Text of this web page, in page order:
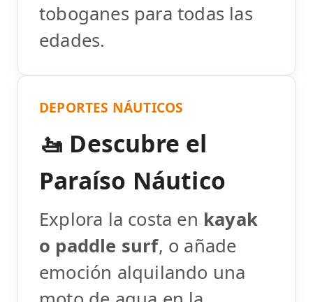
toboganes para todas las
edades.
DEPORTES NÁUTICOS
🚤 Descubre el
Paraíso Náutico
Explora la costa en kayak
o paddle surf, o añade
emoción alquilando una